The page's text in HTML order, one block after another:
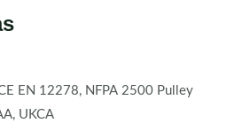
EN 12278, NFPA 2500 Pulley
UKCA